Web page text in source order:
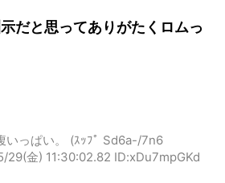
だと思ってありがたくロムっ
いっぱい。 (ｽｯﾌﾟ Sd6a-/7n6
29(金) 11:30:02.82 ID:xDu7mpGKd